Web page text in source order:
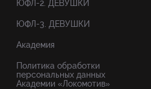
ЮФЛ-2. ДЕВУШКИ
ЮФЛ-3. ДЕВУШКИ
Академия
Политика обработки
персональных данных
Академии «Локомотив»